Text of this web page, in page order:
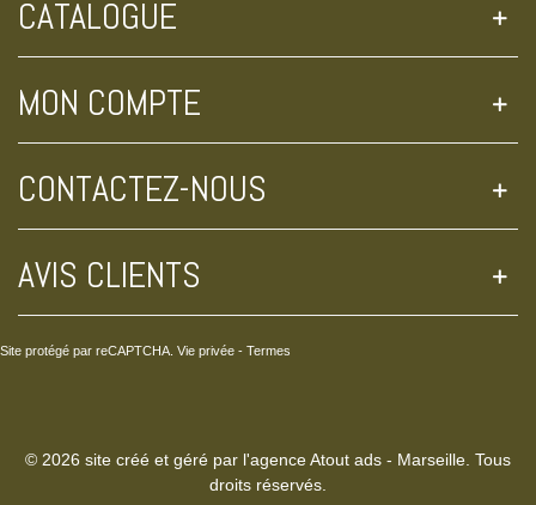
CATALOGUE
MON COMPTE
CONTACTEZ-NOUS
AVIS CLIENTS
Site protégé par reCAPTCHA. Vie privée - Termes
© 2026 site créé et géré par l'agence Atout ads - Marseille. Tous
droits réservés.